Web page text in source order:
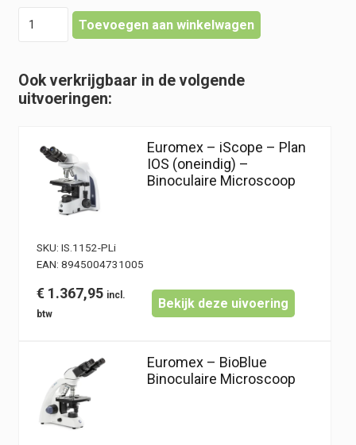
Plan
IOS
Trinoculaire
Microscoop
hoeveelheid
Toevoegen aan winkelwagen
Ook verkrijgbaar in de volgende
uitvoeringen:
Euromex – iScope – Plan
IOS (oneindig) –
Binoculaire Microscoop
SKU: IS.1152-PLi
EAN: 8945004731005
€ 1.367,95
Bekijk deze uivoering
Euromex – BioBlue
Binoculaire Microscoop